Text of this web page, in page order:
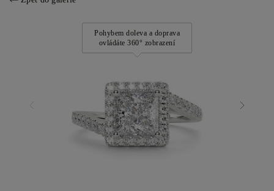
Pohybem doleva a doprava
ovládáte 360° zobrazení